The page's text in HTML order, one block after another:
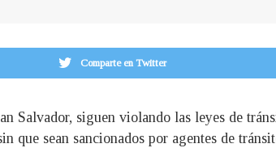
Comparte en Twitter
Salvador, siguen violando las leyes de
que sean sancionados por agentes de